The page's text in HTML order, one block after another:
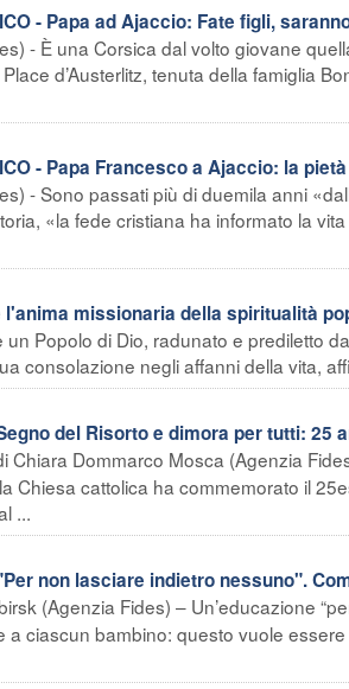
- Papa ad Ajaccio: Fate figli,
- È una Corsica dal volto giovane
d’Austerlitz, tenuta della famiglia
- Papa Francesco a Ajaccio: la
- Sono passati più di duemila anni
«la fede cristiana ha informato la
l'anima missionaria della spiritualità
un Popolo di Dio, radunato e prediletto
consolazione negli affanni della vita,
del Risorto e dimora per tutti:
Chiara Dommarco Mosca (Agenzia
Chiesa cattolica ha commemorato il
...
non lasciare indietro nessuno".
(Agenzia Fides) – Un’educazione
a ciascun bambino: questo vuole